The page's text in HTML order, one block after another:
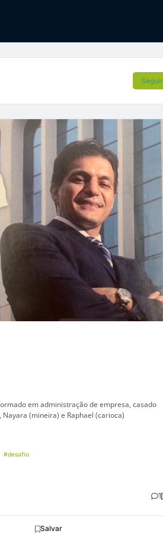
Seguir
em administração de empresa, casado
(mineira) e Raphael (carioca)
#desafio
1
Salvar